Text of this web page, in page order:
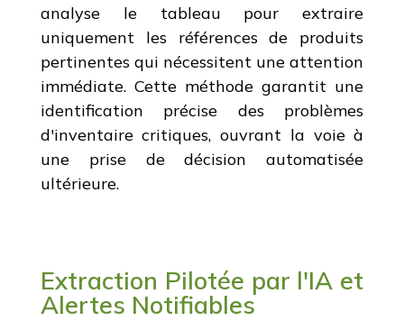
analyse le tableau pour extraire
uniquement les références de produits
pertinentes qui nécessitent une attention
immédiate. Cette méthode garantit une
identification précise des problèmes
d'inventaire critiques, ouvrant la voie à
une prise de décision automatisée
ultérieure.
Extraction Pilotée par l'IA et
Alertes Notifiables